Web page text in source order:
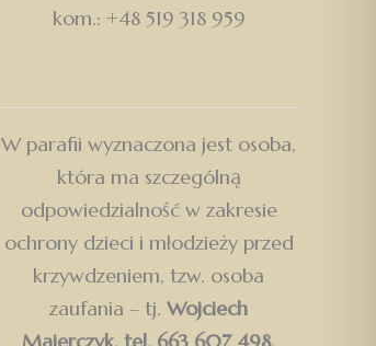
kom.: +48 519 318 959
W parafii wyznaczona jest osoba,
która ma szczególną
odpowiedzialność w zakresie
ochrony dzieci i młodzieży przed
krzywdzeniem, tzw. osoba
zaufania – tj.Wojciech
Majerczyk, tel. 663 607 498.